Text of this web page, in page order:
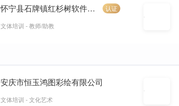
怀宁县石牌镇红杉树软件销售服务中心 认证
文体培训 - 教师/助教
安庆市恒玉鸿图彩绘有限公司
文体培训 - 文化艺术